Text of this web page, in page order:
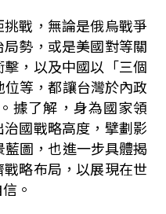
戰，無論是俄烏戰爭
勢，或是美國對等關
，以及中國以「三個
等，都讓台灣於內政
據了解，身為國家領
國戰略高度，擘劃影
圖，也進一步具體揭
略布局，以展現在世
。